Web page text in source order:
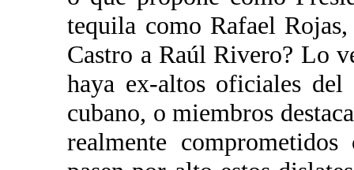
tequila como Rafael
Castro a Raúl Rivero? Lo
haya ex-altos oficiales
cubano, o miembros
realmente